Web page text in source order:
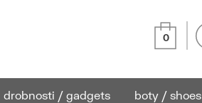
0
drobnosti / gadgets boty / shoes